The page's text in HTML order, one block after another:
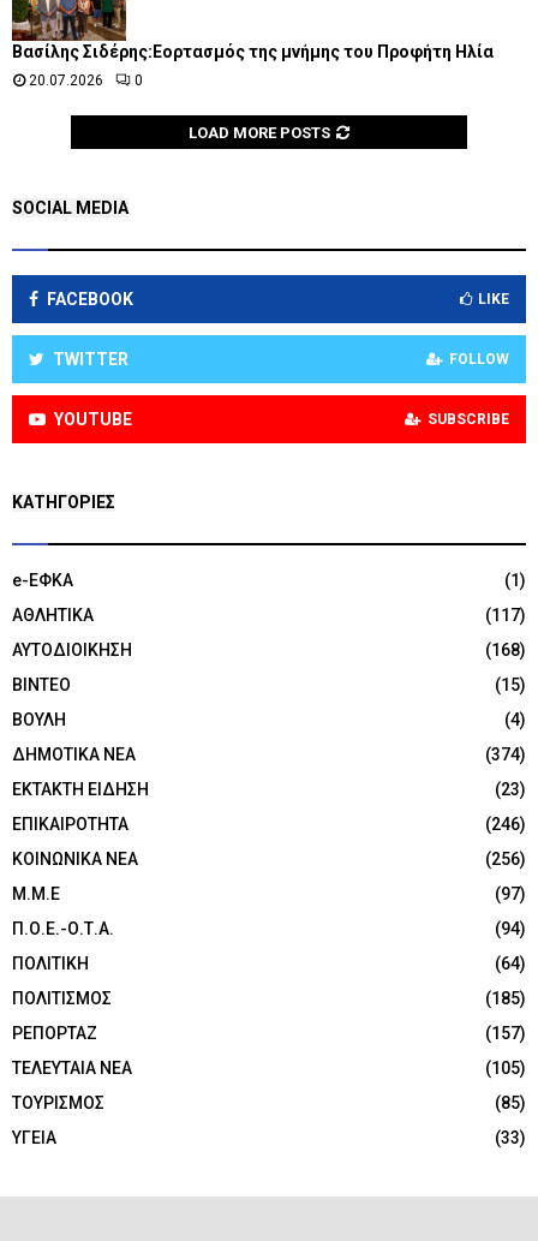
Βασίλης Σιδέρης:Εορτασμός της μνήμης του Προφήτη Ηλία
20.07.2026 0
LOAD MORE POSTS
SOCIAL MEDIA
FACEBOOK LIKE
TWITTER FOLLOW
YOUTUBE SUBSCRIBE
KΑΤΗΓΟΡΊΕΣ
e-ΕΦΚΑ
(1)
ΑΘΛΗΤΙΚΑ
(117)
ΑΥΤΟΔΙΟΙΚΗΣΗ
(168)
ΒΙΝΤΕΟ
(15)
ΒΟΥΛΗ
(4)
ΔΗΜΟΤΙΚΑ ΝΕΑ
(374)
ΕΚΤΑΚΤΗ ΕΙΔΗΣΗ
(23)
ΕΠΙΚΑΙΡΟΤΗΤΑ
(246)
ΚΟΙΝΩΝΙΚΑ ΝΕΑ
(256)
Μ.Μ.Ε
(97)
Π.Ο.Ε.-Ο.Τ.Α.
(94)
ΠΟΛΙΤΙΚΗ
(64)
ΠΟΛΙΤΙΣΜΟΣ
(185)
ΡΕΠΟΡΤΑΖ
(157)
ΤΕΛΕΥΤΑΙΑ ΝΕΑ
(105)
ΤΟΥΡΙΣΜΟΣ
(85)
ΥΓΕΙΑ
(33)